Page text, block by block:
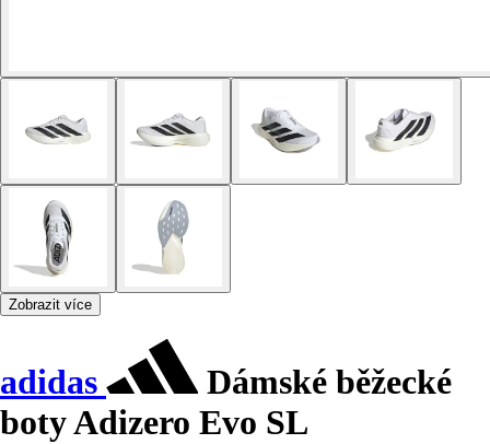
Zobrazit více
adidas
Dámské běžecké
boty Adizero Evo SL